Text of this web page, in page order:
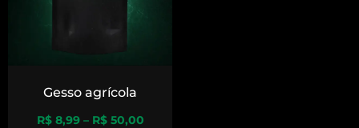
Gesso agrícola
R$8,99 – R$50,00